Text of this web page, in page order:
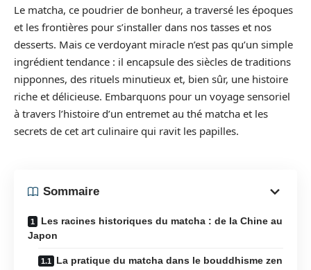
Le matcha, ce poudrier de bonheur, a traversé les époques
et les frontières pour s’installer dans nos tasses et nos
desserts. Mais ce verdoyant miracle n’est pas qu’un simple
ingrédient tendance : il encapsule des siècles de traditions
nipponnes, des rituels minutieux et, bien sûr, une histoire
riche et délicieuse. Embarquons pour un voyage sensoriel
à travers l’histoire d’un entremet au thé matcha et les
secrets de cet art culinaire qui ravit les papilles.
Sommaire
Les racines historiques du matcha : de la Chine au
Japon
La pratique du matcha dans le bouddhisme zen